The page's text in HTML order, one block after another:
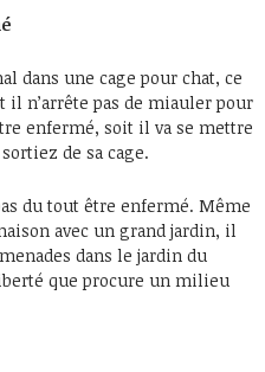
dans une cage pour chat, ce
il n’arrête pas de miauler pour
enfermé, soit il va se mettre
de sa cage.
du tout être enfermé. Même
avec un grand jardin, il
dans le jardin du
que procure un milieu